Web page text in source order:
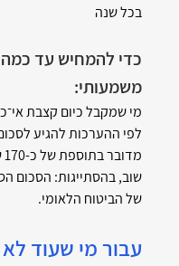
בכל שנה
כדי להמחיש עד כמה
משמעותי:
לפי ההערכות להגיע לסכום של כ-4,460 ש"ח
מדובר בתוספת של כ-170 ש"ח בחודש, וכ-2,000 ש"ח בשנה.
שוב, בהסתייגות: הסכום
של הביטוח הלאומי.
עבור מי שעוד